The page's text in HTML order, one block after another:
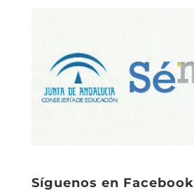
Síguenos en Facebook